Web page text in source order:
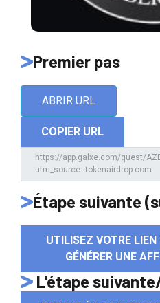
Premier pas
ABRIR URL
COPIER URL
Étape suivante
UTILISEZ VOTRE
GÉNÉRER UNE
L'étape